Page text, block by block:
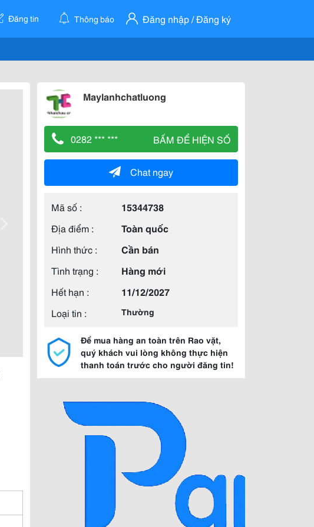
Đăng tin Thông báo Đăng nhập / Đăng ký
Maylanhchatluong
0282 *** *** BẤM ĐỂ HIỆN SỐ
Chat ngay
Mã số :
15344738
Địa điểm :
Toàn quốc
Hình thức :
Cần bán
Tình trạng :
Hàng mới
Hết hạn :
11/12/2027
Loại tin :
Thường
Để mua hàng an toàn trên Rao vặt,
quý khách vui lòng không thực hiện
thanh toán trước cho người đăng tin!